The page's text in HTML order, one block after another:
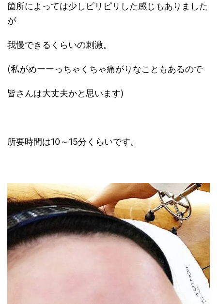
箇所によっては少しピリピリした感じもありました
が
我慢できるくらいの刺激。
(私がめーーっちゃくちゃ痛がりなこともあるので
皆さんは大丈夫かと思います)
所要時間は10～15分くらいです。